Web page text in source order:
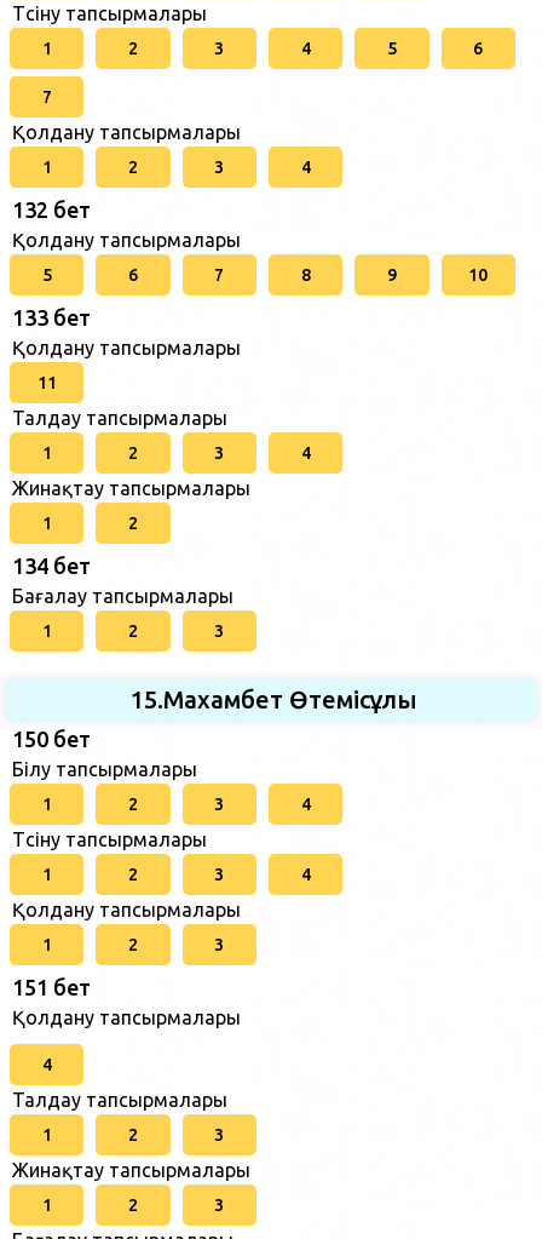
Түсіну тапсырмалары
1 2 3 4 5 6
7
Қолдану тапсырмалары
1 2 3 4
132 бет
Қолдану тапсырмалары
5 6 7 8 9 10
133 бет
Қолдану тапсырмалары
11
Талдау тапсырмалары
1 2 3 4
Жинақтау тапсырмалары
1 2
134 бет
Бағалау тапсырмалары
1 2 3
15.Махамбет Өтемісұлы
150 бет
Білу тапсырмалары
1 2 3 4
Түсіну тапсырмалары
1 2 3 4
Қолдану тапсырмалары
1 2 3
151 бет
Қолдану тапсырмалары
4
Талдау тапсырмалары
1 2 3
Жинақтау тапсырмалары
1 2 3